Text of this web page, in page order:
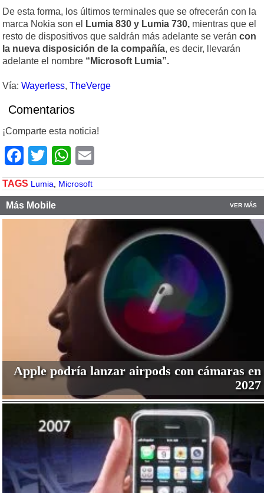
De esta forma, los últimos terminales que se ofrecerán con la
marca Nokia son el
Lumia 830 y Lumia 730, mientras que el
resto de dispositivos que saldrán más adelante se verán con
la nueva disposición de la compañía, es decir, llevarán
adelante el nombre “Microsoft Lumia”.
Vía: Wayerless, TheVerge
Comentarios
¡Comparte esta noticia!
Facebook
TwitterWhatsApp
TAGS Lumia Microsoft
Más Mobile VER MÁS
Apple podría lanzar airpods con cámaras en
2027